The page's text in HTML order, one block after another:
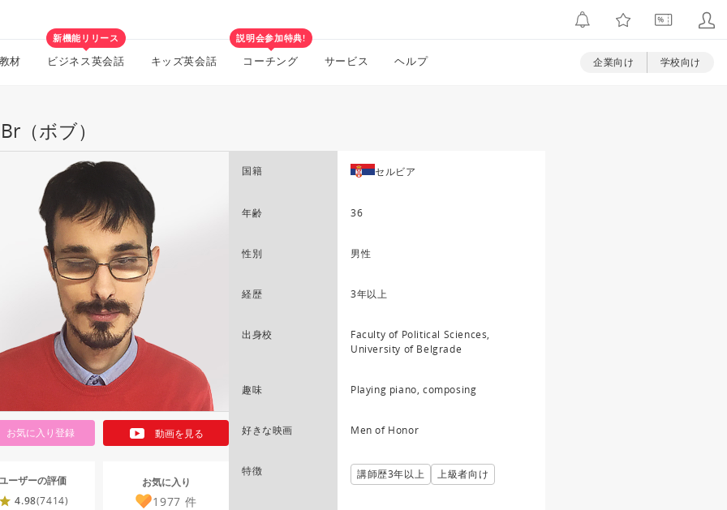
材
新機能リリース
ビジネス英会話 キッズ英会話
説明会参加特典!
コーチング サービス ヘルプ 企業向け 学校向け
（ボブ）
お気に入り登録 動画を見る
ーザーの評価
4.98(7414)
お気に入り
1977 件
国籍 セルビア
年齢 36
性別 男性
経歴 3年以上
出身校
Faculty of Political Sciences,
University of Belgrade
趣味 Playing piano, composing
好きな映画 Men of Honor
特徴 講師歴3年以上 上級者向け